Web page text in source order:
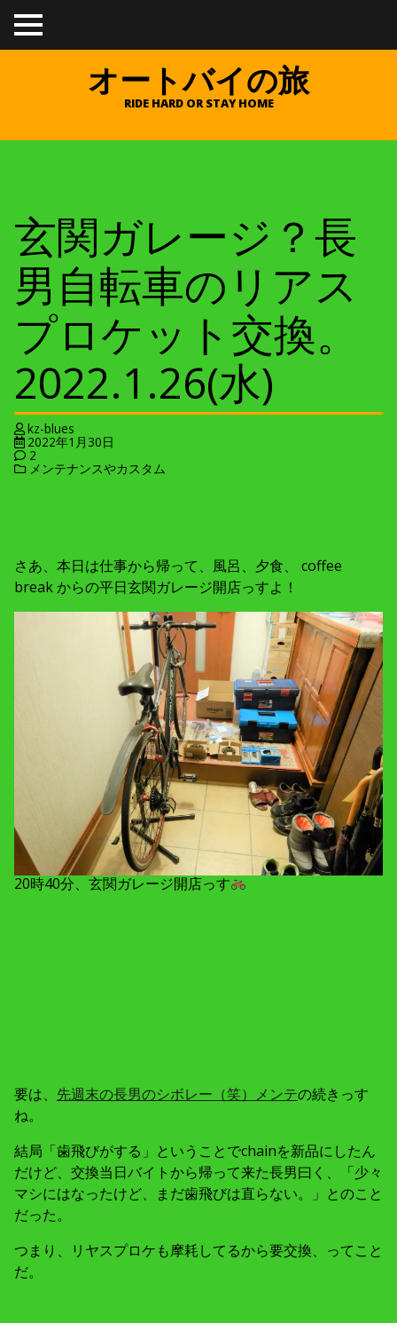
TO
GGL
オートバイの旅
RIDE HARD OR STAY HOME
玄関ガレージ？長
男自転車のリアス
プロケット交換。
2022.1.26(水)
kz-blues
2022年1月30日
2
メンテナンスやカスタム
さあ、本日は仕事から帰って、風呂、夕食、 coffee
break からの平日玄関ガレージ開店っすよ！
20時40分、玄関ガレージ開店っす
要は、 先週末の長男のシボレー（笑）メンテの続きっす
ね。
結局「歯飛びがする」ということでchainを新品にしたん
だけど、交換当日バイトから帰って来た長男曰く、「少々
マシにはなったけど、まだ歯飛びは直らない。」とのこと
だった。
つまり、リヤスプロケも摩耗してるから要交換、ってこと
だ。